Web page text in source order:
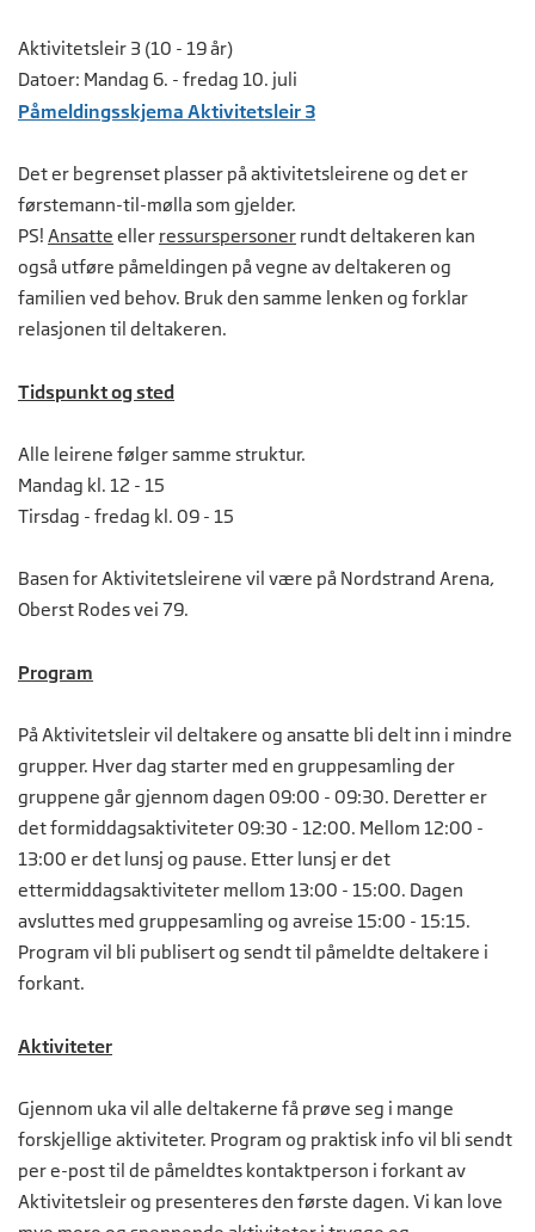
Aktivitetsleir 3 (10 - 19 år)
Datoer: Mandag 6. - fredag 10. juli
Påmeldingsskjema Aktivitetsleir 3
Det er begrenset plasser på aktivitetsleirene og det er
førstemann-til-mølla som gjelder.
PS! Ansatte eller ressurspersoner rundt deltakeren kan
også utføre påmeldingen på vegne av deltakeren og
familien ved behov. Bruk den samme lenken og forklar
relasjonen til deltakeren.
Tidspunkt og sted
Alle leirene følger samme struktur.
Mandag kl. 12 - 15
Tirsdag - fredag kl. 09 - 15
Basen for Aktivitetsleirene vil være på Nordstrand Arena,
Oberst Rodes vei 79.
Program
På Aktivitetsleir vil deltakere og ansatte bli delt inn i mindre
grupper. Hver dag starter med en gruppesamling der
gruppene går gjennom dagen 09:00 - 09:30. Deretter er
det formiddagsaktiviteter 09:30 - 12:00. Mellom 12:00 -
13:00 er det lunsj og pause. Etter lunsj er det
ettermiddagsaktiviteter mellom 13:00 - 15:00. Dagen
avsluttes med gruppesamling og avreise 15:00 - 15:15.
Program vil bli publisert og sendt til påmeldte deltakere i
forkant.
Aktiviteter
Gjennom uka vil alle deltakerne få prøve seg i mange
forskjellige aktiviteter. Program og praktisk info vil bli sendt
per e-post til de påmeldtes kontaktperson i forkant av
Aktivitetsleir og presenteres den første dagen. Vi kan love